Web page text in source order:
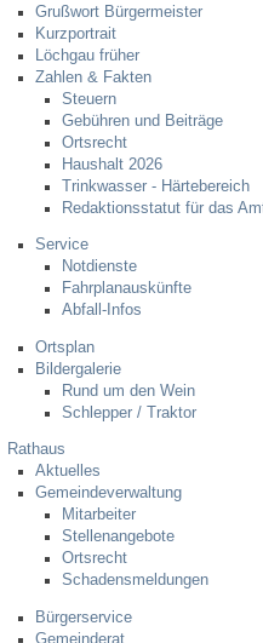
Grußwort Bürgermeister
Kurzportrait
Löchgau früher
Zahlen & Fakten
Steuern
Gebühren und Beiträge
Ortsrecht
Haushalt 2026
Trinkwasser - Härtebereich
Redaktionsstatut für das
Service
Notdienste
Fahrplanauskünfte
Abfall-Infos
Ortsplan
Bildergalerie
Rund um den Wein
Schlepper / Traktor
Rathaus
Aktuelles
Gemeindeverwaltung
Mitarbeiter
Stellenangebote
Ortsrecht
Schadensmeldungen
Bürgerservice
Gemeinderat